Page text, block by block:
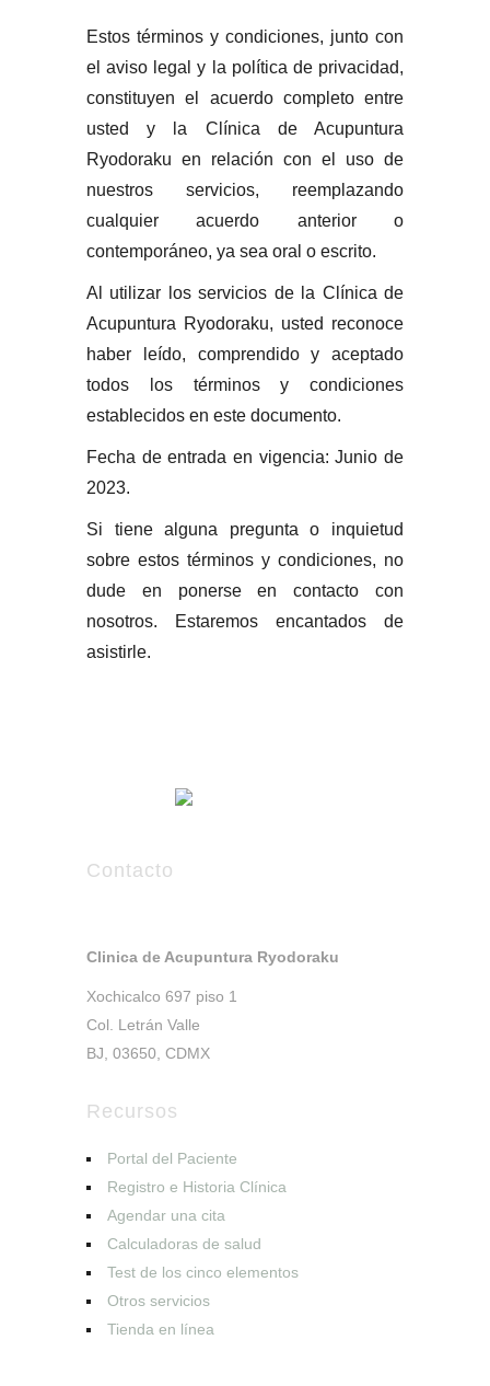
Estos términos y condiciones, junto con
el aviso legal y la política de privacidad,
constituyen el acuerdo completo entre
usted y la Clínica de Acupuntura
Ryodoraku en relación con el uso de
nuestros servicios, reemplazando
cualquier acuerdo anterior o
contemporáneo, ya sea oral o escrito.
Al utilizar los servicios de la Clínica de
Acupuntura Ryodoraku, usted reconoce
haber leído, comprendido y aceptado
todos los términos y condiciones
establecidos en este documento.
Fecha de entrada en vigencia: Junio de
2023.
Si tiene alguna pregunta o inquietud
sobre estos términos y condiciones, no
dude en ponerse en contacto con
nosotros. Estaremos encantados de
asistirle.
Contacto
Clinica de Acupuntura Ryodoraku
Xochicalco 697 piso 1
Col. Letrán Valle
BJ, 03650, CDMX
Recursos
Portal del Paciente
Registro e Historia Clínica
Agendar una cita
Calculadoras de salud
Test de los cinco elementos
Otros servicios
Tienda en línea